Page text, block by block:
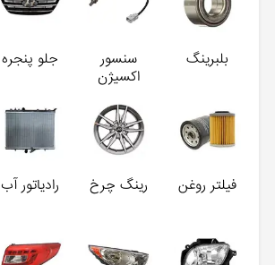
بلبرینگ
سنسور
اکسیژن
جلو پنجره
فیلتر روغن رینگ چرخ رادیاتور آب